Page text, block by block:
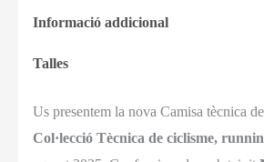
Informació addicional
Talles
Us presentem la nova Camisa tècnica
Col·lecció Tècnica de ciclisme,